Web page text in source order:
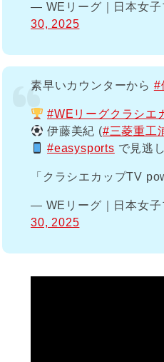
— WEリーグ｜日本女
30, 2025
素早いカウンターから #
#WEリーグクラシエ
伊藤美紀 (#三菱重工
#easysports で見逃
「クラシエカップTV
— WEリーグ｜日本女
30, 2025